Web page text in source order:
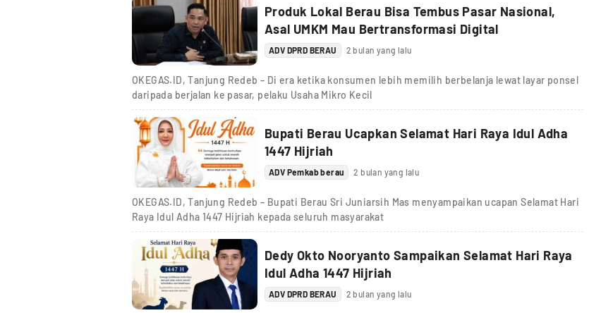
Produk Lokal Berau Bisa Tembus Pasar Nasional,
Asal UMKM Mau Bertransformasi Digital
ADV DPRD BERAU 2 bulan yang lalu
OKEGAS.ID, Tanjung Redeb – Di era ketika konsumen lebih memilih berbelanja lewat layar ponsel
daripada berjalan ke pasar, pelaku Usaha Mikro Kecil
Bupati Berau Ucapkan Selamat Hari Raya Idul Adha
1447 Hijriah
ADV Pemkab berau 2 bulan yang lalu
OKEGAS.ID, Tanjung Redeb – Bupati Berau Sri Juniarsih Mas menyampaikan ucapan Selamat Hari
Raya Idul Adha 1447 Hijriah kepada seluruh masyarakat
Dedy Okto Nooryanto Sampaikan Selamat Hari Raya
Idul Adha 1447 Hijriah
ADV DPRD BERAU 2 bulan yang lalu